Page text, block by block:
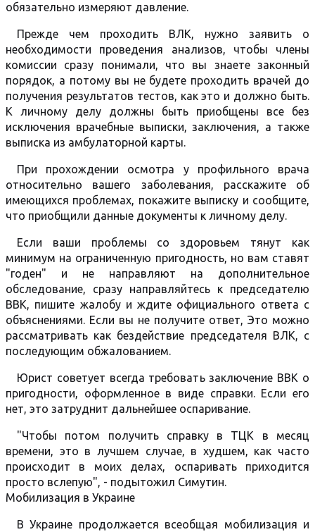
обязательно измеряют давление.
Прежде чем проходить ВЛК, нужно заявить о
необходимости проведения анализов, чтобы члены
комиссии сразу понимали, что вы знаете законный
порядок, а потому вы не будете проходить врачей до
получения результатов тестов, как это и должно быть.
К личному делу должны быть приобщены все без
исключения врачебные выписки, заключения, а также
выписка из амбулаторной карты.
При прохождении осмотра у профильного врача
относительно вашего заболевания, расскажите об
имеющихся проблемах, покажите выписку и сообщите,
что приобщили данные документы к личному делу.
Если ваши проблемы со здоровьем тянут как
минимум на ограниченную пригодность, но вам ставят
"годен" и не направляют на дополнительное
обследование, сразу направляйтесь к председателю
ВВК, пишите жалобу и ждите официального ответа с
объяснениями. Если вы не получите ответ, Это можно
рассматривать как бездействие председателя ВЛК, с
последующим обжалованием.
Юрист советует всегда требовать заключение ВВК о
пригодности, оформленное в виде справки. Если его
нет, это затруднит дальнейшее оспаривание.
"Чтобы потом получить справку в ТЦК в месяц
времени, это в лучшем случае, в худшем, как часто
происходит в моих делах, оспаривать приходится
просто вслепую", - подытожил Симутин.
Мобилизация в Украине
В Украине продолжается всеобщая мобилизация и